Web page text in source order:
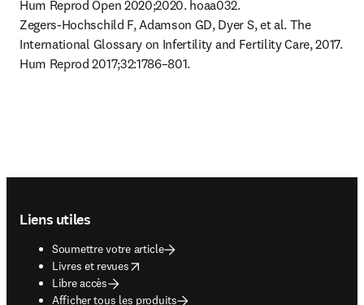
Hum Reprod Open 2020;2020. hoaa032.
Zegers-Hochschild F, Adamson GD, Dyer S, et al. The
International Glossary on Infertility and Fertility Care, 2017.
Hum Reprod 2017;32:1786–801.
Liens utiles
Soumettre votre article
Livres et revues
opens in new tab/window
Libre accès
Afficher tous les produits